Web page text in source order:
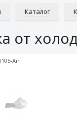
Каталог
от
Air